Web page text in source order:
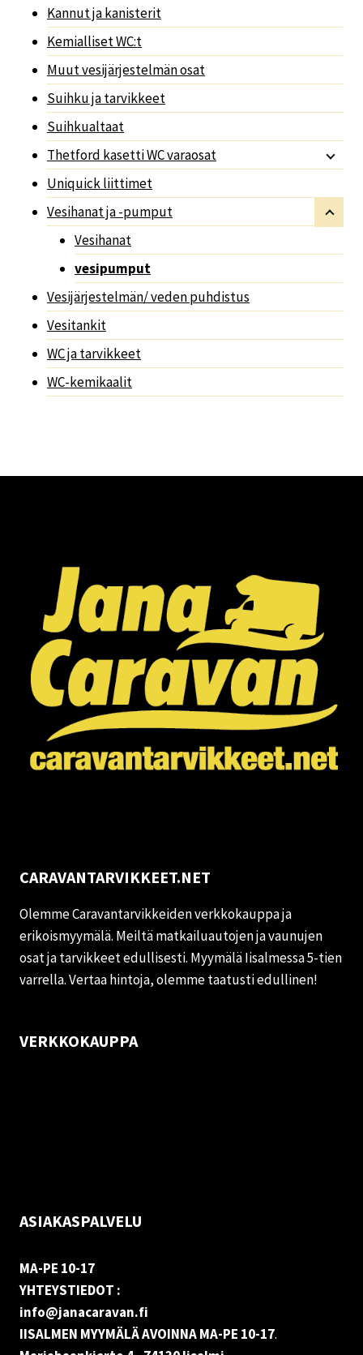
Kannut ja kanisterit
Kemialliset WC:t
Muut vesijärjestelmän osat
Suihku ja tarvikkeet
Suihkualtaat
Thetford kasetti WC varaosat
Uniquick liittimet
Vesihanat ja -pumput
Vesihanat
vesipumput
Vesijärjestelmän/ veden puhdistus
Vesitankit
WC ja tarvikkeet
WC-kemikaalit
CARAVANTARVIKKEET.NET
Olemme Caravantarvikkeiden verkkokauppa ja
erikoismyymälä. Meiltä matkailuautojen ja vaunujen
osat ja tarvikkeet edullisesti. Myymälä Iisalmessa 5-tien
varrella. Vertaa hintoja, olemme taatusti edullinen!
VERKKOKAUPPA
ASIAKASPALVELU
MA-PE 10-17
YHTEYSTIEDOT :
info@janacaravan.fi
IISALMEN MYYMÄLÄ AVOINNA MA-PE 10-17.